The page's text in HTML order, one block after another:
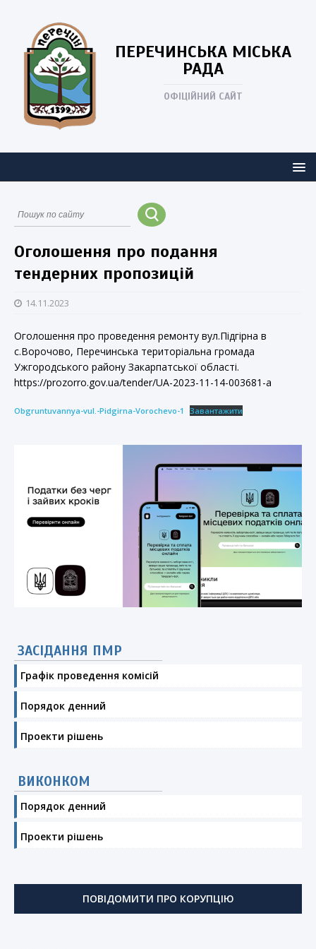
ПЕРЕЧИНСЬКА МІСЬКА
РАДА
ОФІЦІЙНИЙ САЙТ
Оголошення про подання
тендерних пропозицій
14.11.2023
Оголошення про проведення ремонту вул.Підгірна в
с.Ворочово, Перечинська територіальна громада
Ужгородського району Закарпатської області.
https://prozorro.gov.ua/tender/UA-2023-11-14-003681-a
Obgruntuvannya-vul.-Pidgirna-Vorochevo-1 Завантажити
ЗАСІДАННЯ ПМР
Графік проведення комісій
Порядок денний
Проекти рішень
ВИКОНКОМ
Порядок денний
Проекти рішень
ПОВІДОМИТИ ПРО КОРУПЦІЮ